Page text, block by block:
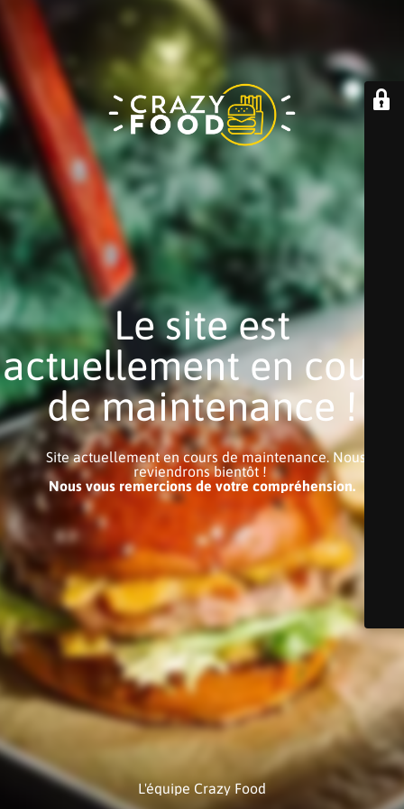
Le site est
actuellement en cours
de maintenance !
Site actuellement en cours de maintenance. Nous
reviendrons bientôt !
Nous vous remercions de votre compréhension.
L'équipe Crazy Food